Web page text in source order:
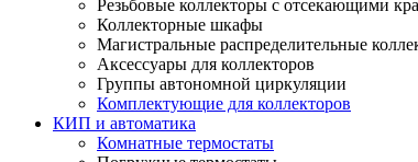
Резьбовые коллекторы с отсекающими
Коллекторные шкафы
Магистральные распределительные
Аксессуары для коллекторов
Группы автономной циркуляции
Комплектующие для коллекторов
КИП и автоматика
Комнатные термостаты